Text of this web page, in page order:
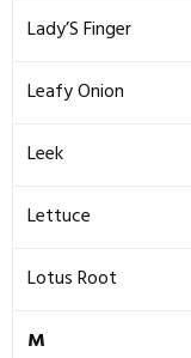
Lady’S Finger
Leafy Onion
Leek
Lettuce
Lotus Root
M